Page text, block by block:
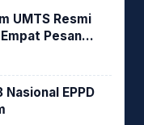
UMTS Resmi
Pesan
EPPD